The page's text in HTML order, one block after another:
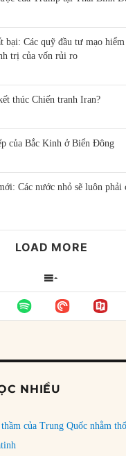
bại: Các quỹ đầu tư mạo
trị của vốn rủi ro
thúc Chiến tranh Iran?
của Bắc Kinh ở Biển Đông
Các nước nhỏ sẽ luôn phải
LOAD MORE
SHOW
EPISODES
LIST
NHIỀU
của Trung Quốc nhằm